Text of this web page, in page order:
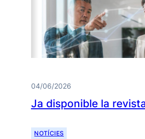
04/06/2026
Ja disponible la
NOTÍCIES